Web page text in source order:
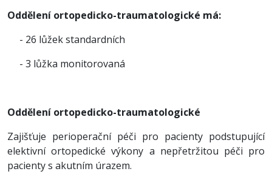
Oddělení ortopedicko-traumatologické má:
- 26 lůžek standardních
- 3 lůžka monitorovaná
Oddělení ortopedicko-traumatologické
Zajišťuje perioperační péči pro pacienty podstupující
elektivní ortopedické výkony a nepřetržitou péči pro
pacienty s akutním úrazem.